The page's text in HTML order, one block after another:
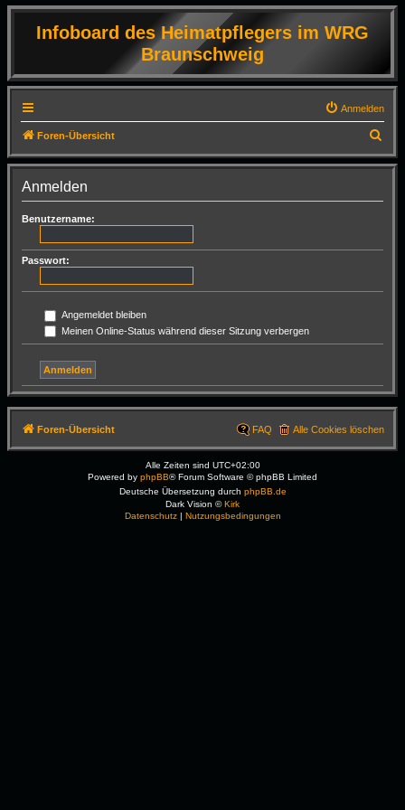
Infoboard des Heimatpflegers im WRG
Braunschweig
Anmelden
Foren-Übersicht
u
Anmelden
Benutzername:
Passwort:
Angemeldet bleiben
Meinen Online-Status während dieser Sitzung verbergen
Foren-Übersicht Alle Cookies löschen
FAQ
Alle Zeiten sind UTC+02:00
Powered by phpBB® Forum Software © phpBB Limited
Deutsche Übersetzung durch phpBB.de
Dark Vision ©Kirk
Datenschutz| Nutzungsbedingungen